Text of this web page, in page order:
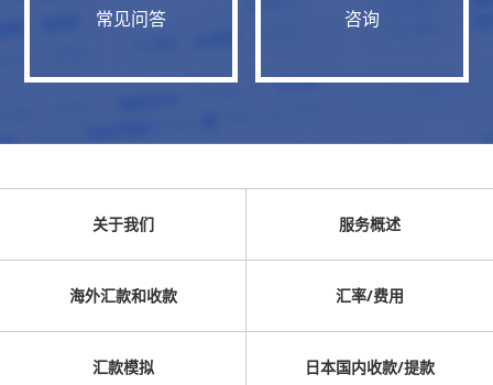
常见问答 咨询
关于我们 服务概述
海外汇款和收款 汇率/费用
汇款模拟 日本国内收款/提款